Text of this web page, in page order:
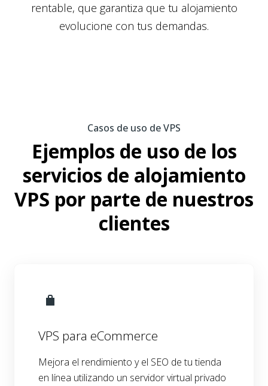
rentable, que garantiza que tu alojamiento
evolucione con tus demandas.
Casos de uso de VPS
Ejemplos de uso de los
servicios de alojamiento
VPS por parte de nuestros
clientes
VPS para eCommerce
Mejora el rendimiento y el SEO de tu tienda
en línea utilizando un servidor virtual privado